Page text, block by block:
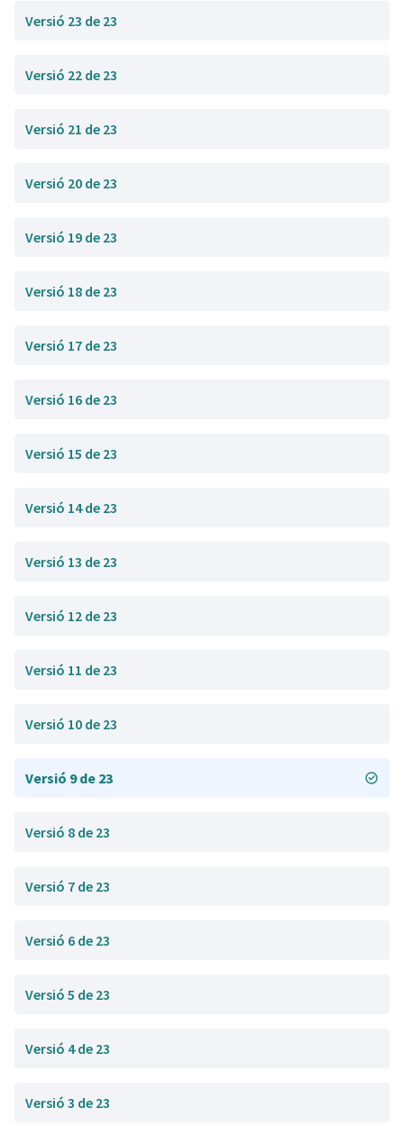
Versió 23 de 23
Versió 22 de 23
Versió 21 de 23
Versió 20 de 23
Versió 19 de 23
Versió 18 de 23
Versió 17 de 23
Versió 16 de 23
Versió 15 de 23
Versió 14 de 23
Versió 13 de 23
Versió 12 de 23
Versió 11 de 23
Versió 10 de 23
Versió 9 de 23
Versió 8 de 23
Versió 7 de 23
Versió 6 de 23
Versió 5 de 23
Versió 4 de 23
Versió 3 de 23